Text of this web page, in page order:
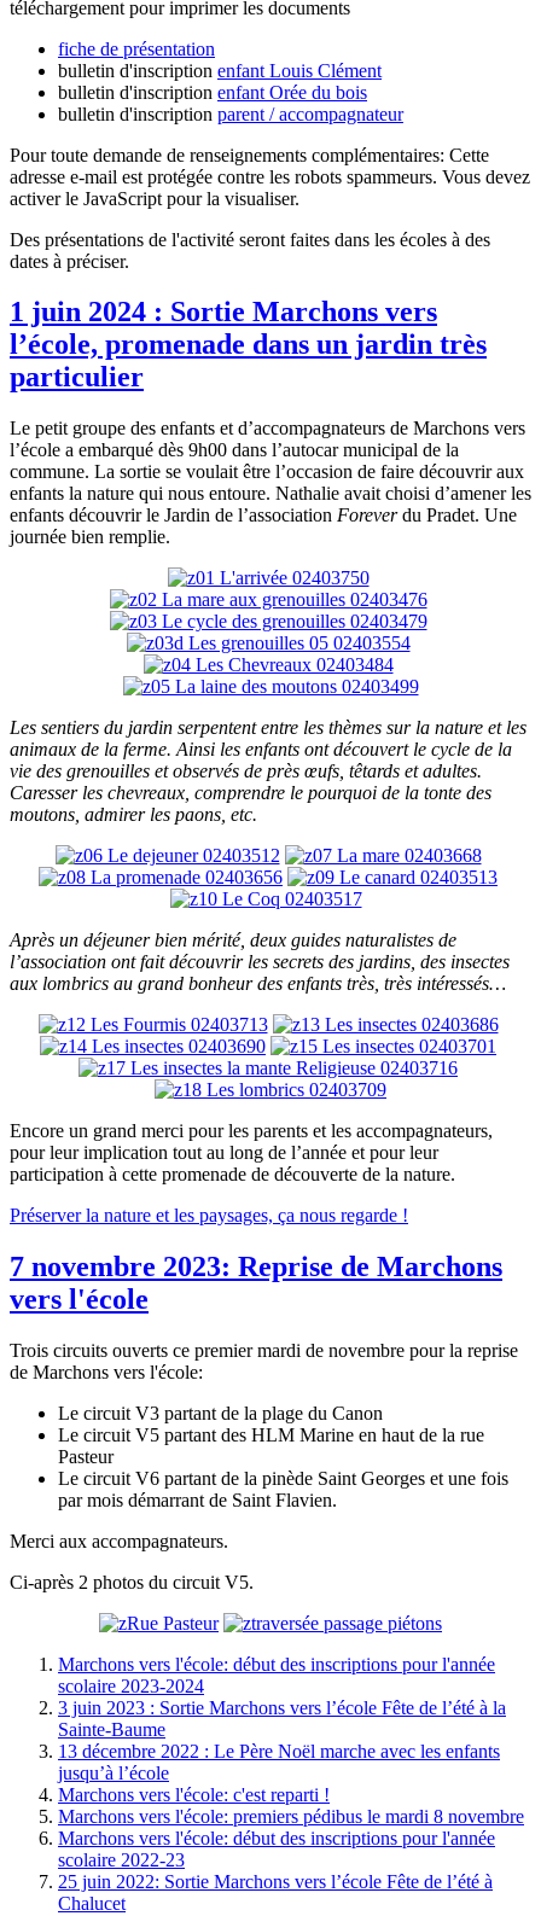
téléchargement pour imprimer les documents
fiche de présentation
bulletin d'inscription enfant Louis Clément
bulletin d'inscription enfant Orée du bois
bulletin d'inscription parent / accompagnateur
Pour toute demande de renseignements complémentaires: Cette
adresse e-mail est protégée contre les robots spammeurs. Vous devez
activer le JavaScript pour la visualiser.
Des présentations de l'activité seront faites dans les écoles à des
dates à préciser.
1 juin 2024 : Sortie Marchons vers
l’école, promenade dans un jardin très
particulier
Le petit groupe des enfants et d’accompagnateurs de Marchons vers
l’école a embarqué dès 9h00 dans l’autocar municipal de la
commune. La sortie se voulait être l’occasion de faire découvrir aux
enfants la nature qui nous entoure. Nathalie avait choisi d’amener les
enfants découvrir le Jardin de l’association Foreverdu Pradet. Une
journée bien remplie.
Les sentiers du jardin serpentent entre les thèmes sur la nature et les
animaux de la ferme. Ainsi les enfants ont découvert le cycle de la
vie des grenouilles et observés de près œufs, têtards et adultes.
Caresser les chevreaux, comprendre le pourquoi de la tonte des
moutons, admirer les paons, etc.
Après un déjeuner bien mérité, deux guides naturalistes de
l’association ont fait découvrir les secrets des jardins, des insectes
aux lombrics au grand bonheur des enfants très, très intéressés…
Encore un grand merci pour les parents et les accompagnateurs,
pour leur implication tout au long de l’année et pour leur
participation à cette promenade de découverte de la nature.
Préserver la nature et les paysages, ça nous regarde !
7 novembre 2023: Reprise de Marchons
vers l'école
Trois circuits ouverts ce premier mardi de novembre pour la reprise
de Marchons vers l'école:
Le circuit V3 partant de la plage du Canon
Le circuit V5 partant des HLM Marine en haut de la rue
Pasteur
Le circuit V6 partant de la pinède Saint Georges et une fois
par mois démarrant de Saint Flavien.
Merci aux accompagnateurs.
Ci-après 2 photos du circuit V5.
Marchons vers l'école: début des inscriptions pour l'année
scolaire 2023-2024
3 juin 2023 : Sortie Marchons vers l’école Fête de l’été à la
Sainte-Baume
13 décembre 2022 : Le Père Noël marche avec les enfants
jusqu’à l’école
Marchons vers l'école: c'est reparti !
Marchons vers l'école: premiers pédibus le mardi 8 novembre
Marchons vers l'école: début des inscriptions pour l'année
scolaire 2022-23
25 juin 2022: Sortie Marchons vers l’école Fête de l’été à
Chalucet